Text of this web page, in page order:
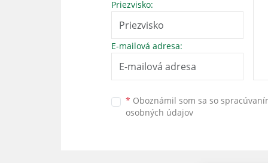
Priezvisko:
E-mailová adresa:
* Oboznámil som sa so
osobných údajov